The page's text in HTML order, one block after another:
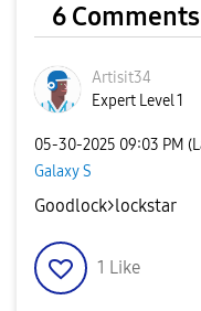
6 Comments
Artisit34
Expert Level 1
‎05-30-2025 09:03 PM
Galaxy S
Goodlock>lockstar
1 Like